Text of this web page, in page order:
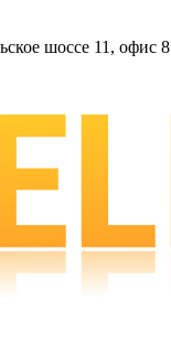
шоссе 11, офис 8